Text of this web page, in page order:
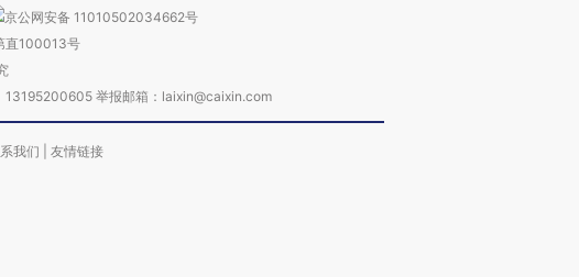
京公网安备 11010502034662号
直100013号
举报邮箱：laixin@caixin.com
我们 友情链接